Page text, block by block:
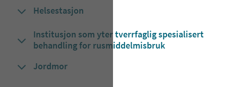
Helsestasjon
Institusjon som yter tverrfaglig spesialisert
behandling for rusmiddelmisbruk
Jordmor